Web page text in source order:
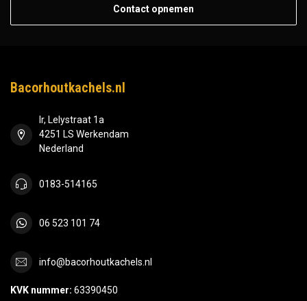
Contact opnemen
Bacorhoutkachels.nl
Ir, Lelystraat 1a
4251 LS Werkendam
Nederland
0183-514165
06 523 101 74
info@bacorhoutkachels.nl
KVK nummer: 63390450